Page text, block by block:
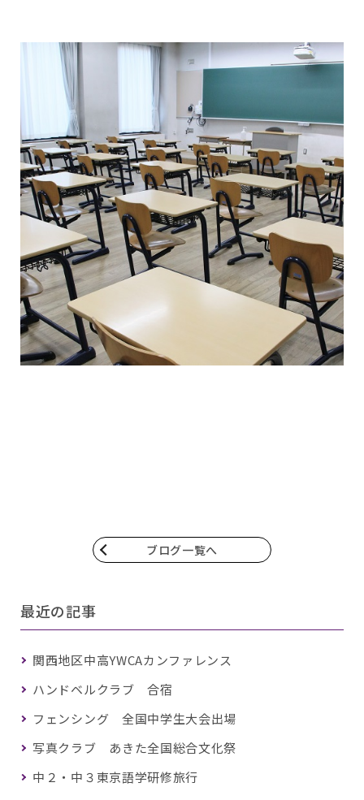
ブログ一覧へ
最近の記事
関西地区中高YWCAカンファレンス
ハンドベルクラブ 合宿
フェンシング 全国中学生大会出場
写真クラブ あきた全国総合文化祭
中２・中３東京語学研修旅行